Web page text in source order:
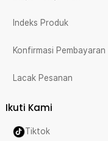
Indeks Produk
Konfirmasi Pembayaran
Lacak Pesanan
Ikuti Kami
Tiktok